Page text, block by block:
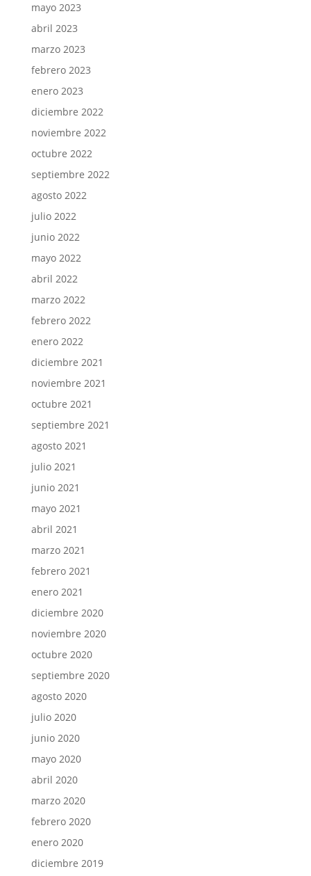
mayo 2023
abril 2023
marzo 2023
febrero 2023
enero 2023
diciembre 2022
noviembre 2022
octubre 2022
septiembre 2022
agosto 2022
julio 2022
junio 2022
mayo 2022
abril 2022
marzo 2022
febrero 2022
enero 2022
diciembre 2021
noviembre 2021
octubre 2021
septiembre 2021
agosto 2021
julio 2021
junio 2021
mayo 2021
abril 2021
marzo 2021
febrero 2021
enero 2021
diciembre 2020
noviembre 2020
octubre 2020
septiembre 2020
agosto 2020
julio 2020
junio 2020
mayo 2020
abril 2020
marzo 2020
febrero 2020
enero 2020
diciembre 2019